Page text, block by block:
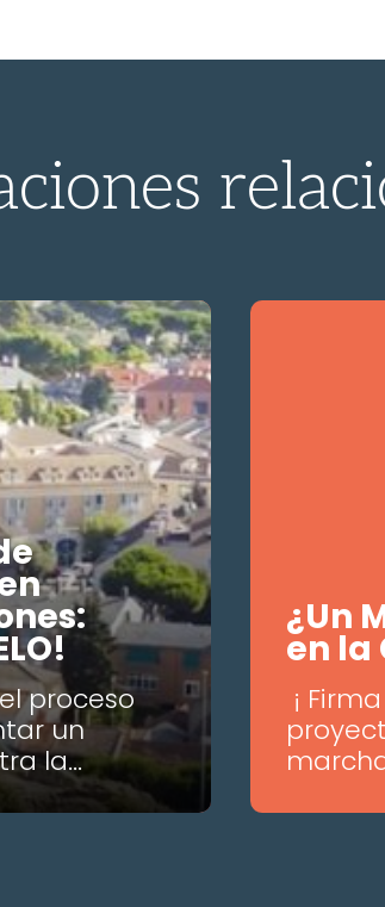
proceso
un
la...
¿Un
en la
¡